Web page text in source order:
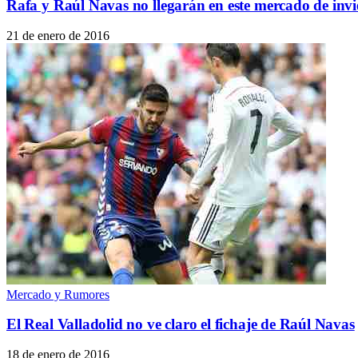
Rafa y Raúl Navas no llegarán en este mercado de
21 de enero de 2016
Mercado y Rumores
El Real Valladolid no ve claro el fichaje de Raúl Navas
18 de enero de 2016